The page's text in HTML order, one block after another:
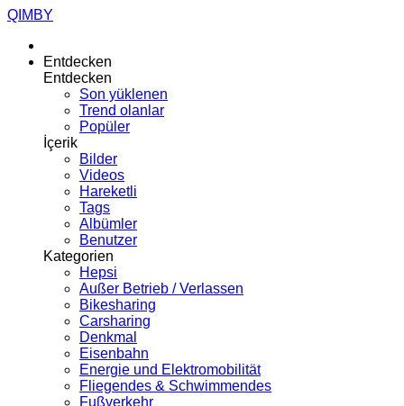
QIMBY
Entdecken
Entdecken
Son yüklenen
Trend olanlar
Popüler
İçerik
Bilder
Videos
Hareketli
Tags
Albümler
Benutzer
Kategorien
Hepsi
Außer Betrieb / Verlassen
Bikesharing
Carsharing
Denkmal
Eisenbahn
Energie und Elektromobilität
Fliegendes & Schwimmendes
Fußverkehr